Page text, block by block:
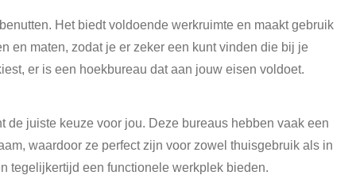
Het biedt voldoende werkruimte en maakt gebruik
en maten, zodat je er zeker een kunt vinden die bij je
er is een hoekbureau dat aan jouw eisen voldoet.
juiste keuze voor jou. Deze bureaus hebben vaak een
waardoor ze perfect zijn voor zowel thuisgebruik als in
tegelijkertijd een functionele werkplek bieden.